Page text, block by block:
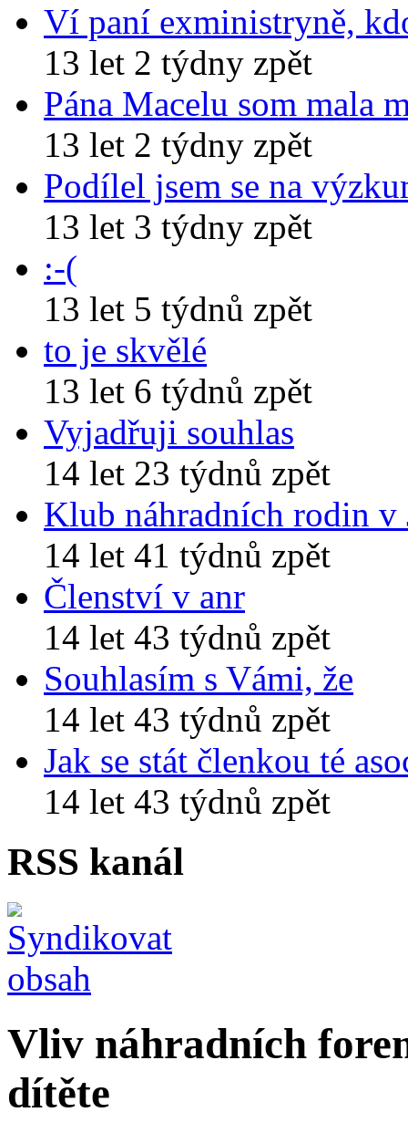
Ví paní exministryně,
13 let 2 týdny zpět
Pána Macelu som mala
13 let 2 týdny zpět
Podílel jsem se na
13 let 3 týdny zpět
:-(
13 let 5 týdnů zpět
to je skvělé
13 let 6 týdnů zpět
Vyjadřuji souhlas
14 let 23 týdnů zpět
Klub náhradních rodin v
14 let 41 týdnů zpět
Členství v anr
14 let 43 týdnů zpět
Souhlasím s Vámi, že
14 let 43 týdnů zpět
Jak se stát členkou té
14 let 43 týdnů zpět
RSS kanál
Vliv náhradních
dítěte